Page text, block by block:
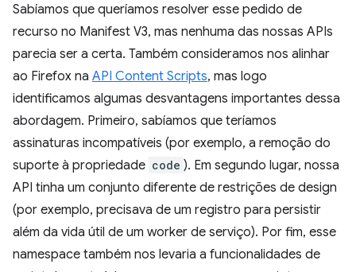
Sabíamos que queríamos resolver esse pedido de
recurso no Manifest V3, mas nenhuma das nossas APIs
parecia ser a certa. Também consideramos nos alinhar
ao Firefox na API Content Scripts, mas logo
identificamos algumas desvantagens importantes dessa
abordagem. Primeiro, sabíamos que teríamos
assinaturas incompatíveis (por exemplo, a remoção do
suporte à propriedade code ). Em segundo lugar, nossa
API tinha um conjunto diferente de restrições de design
(por exemplo, precisava de um registro para persistir
além da vida útil de um worker de serviço). Por fim, esse
namespace também nos levaria a funcionalidades de